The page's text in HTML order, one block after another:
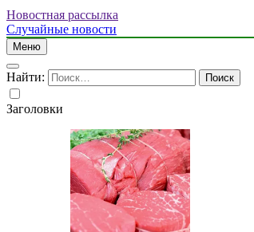
Новостная рассылка
Случайные новости
Меню
Найти:
Заголовки